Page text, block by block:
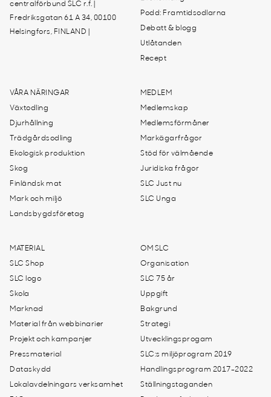
centralförbund SLC r.f. |
Fredriksgatan 61 A 34, 00100
Helsingfors, FINLAND |
Podd: Framtidsodlarna
Debatt & blogg
Utlåtanden
Recept
VÅRA NÄRINGAR
Växtodling
Djurhållning
Trädgårdsodling
Ekologisk produktion
Skog
Finländsk mat
Mark och miljö
Landsbygdsföretag
MEDLEM
Medlemskap
Medlemsförmåner
Markägarfrågor
Stöd för välmående
Juridiska frågor
SLC Just nu
SLC Unga
MATERIAL
SLC Shop
SLC logo
Skola
Marknad
Material från webbinarier
Projekt och kampanjer
Pressmaterial
Dataskydd
Lokalavdelningars verksamhet
OM SLC
Organisation
SLC 75 år
Uppgift
Bakgrund
Strategi
Utvecklingsprogam
SLC:s miljöprogram 2019
Handlingsprogram 2017-2022
Ställningstaganden